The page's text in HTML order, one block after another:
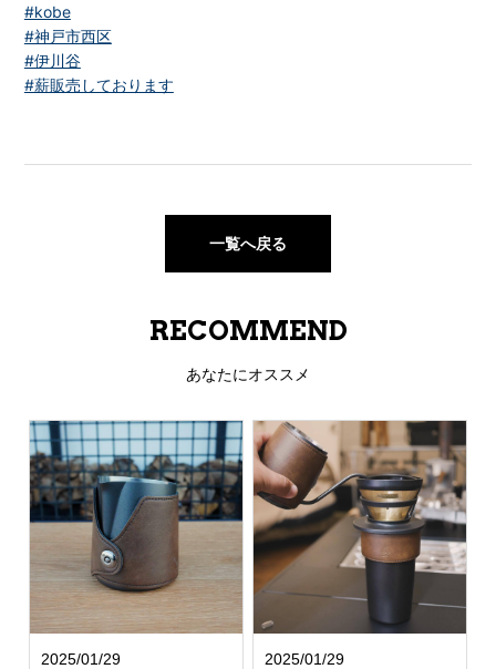
#kobe
#神戸市西区
#伊川谷
#薪販売しております
一覧へ戻る
RECOMMEND
あなたにオススメ
2025/01/29 2025/01/29